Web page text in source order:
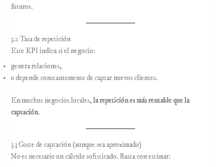
futuros.
3.2 Tasa de repetición
Este KPI indica si el negocio:
genera relaciones,
o depende constantemente de captar nuevos clientes.
En muchos negocios locales,la repetición es más rentable que la
captación.
3.3 Coste de captación (aunque sea aproximado)
No es necesario un cálculo sofisticado. Basta con estimar: